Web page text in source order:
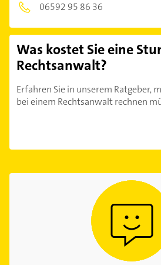
06592 95 86 36
Was kostet Sie eine
Rechtsanwalt?
Erfahren Sie in unserem Ratgeber,
bei einem Rechtsanwalt rechnen